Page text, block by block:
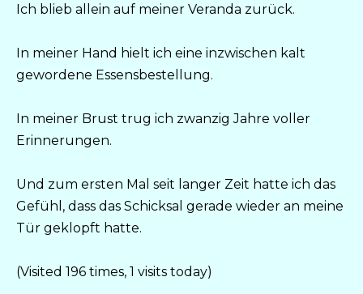
Ich blieb allein auf meiner Veranda zurück.
In meiner Hand hielt ich eine inzwischen kalt
gewordene Essensbestellung.
In meiner Brust trug ich zwanzig Jahre voller
Erinnerungen.
Und zum ersten Mal seit langer Zeit hatte ich das
Gefühl, dass das Schicksal gerade wieder an meine
Tür geklopft hatte.
(Visited 196 times, 1 visits today)